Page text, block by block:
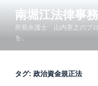
ツ
南堀江法律事
所長弁護士 山内憲之のブ
を。
タグ: 政治資金規正法